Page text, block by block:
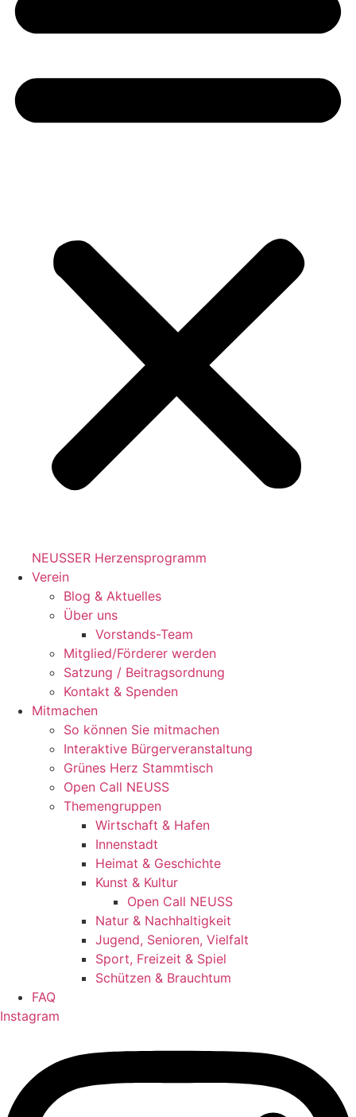
NEUSSER Herzensprogramm​
Verein
Blog & Aktuelles
Über uns
Vorstands-Team
Mitglied/Förderer werden
Satzung / Beitragsordnung
Kontakt & Spenden
Mitmachen
So können Sie mitmachen
Interaktive Bürgerveranstaltung
Grünes Herz Stammtisch
Open Call NEUSS
Themengruppen
Wirtschaft & Hafen
Innenstadt
Heimat & Geschichte
Kunst & Kultur
Open Call NEUSS
Natur & Nachhaltigkeit
Jugend, Senioren, Vielfalt
Sport, Freizeit & Spiel
Schützen & Brauchtum
FAQ
Instagram